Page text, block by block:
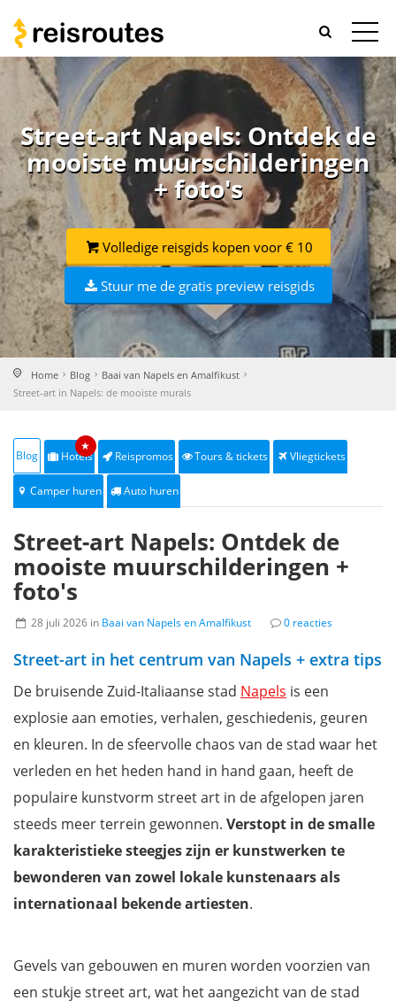
Street-art Napels: Ontdek de
mooiste muurschilderingen
+ foto's
Volledige reisgids kopen voor € 10
Stuur me de gratis preview reisgids
Home Blog
Baai van Napels en Amalfikust
Street-art in Napels: de mooiste murals
Blog Hotels
★
Reispromos Tours & tickets Vliegtickets
Camper huren Auto huren
Street-art Napels: Ontdek de
mooiste muurschilderingen +
foto's
28 juli 2026 in Baai van Napels en Amalfikust 0 reacties
Street-art in het centrum van Napels + extra tips
De bruisende Zuid-Italiaanse stad Napels is een
explosie aan emoties, verhalen, geschiedenis, geuren
en kleuren. In de sfeervolle chaos van de stad waar het
verleden en het heden hand in hand gaan, heeft de
populaire kunstvorm street art in de afgelopen jaren
steeds meer terrein gewonnen. Verstopt in de smalle
karakteristieke steegjes zijn er kunstwerken te
bewonderen van zowel lokale kunstenaars als
internationaal bekende artiesten.
Gevels van gebouwen en muren worden voorzien van
een stukje street art, wat het aangezicht van de stad